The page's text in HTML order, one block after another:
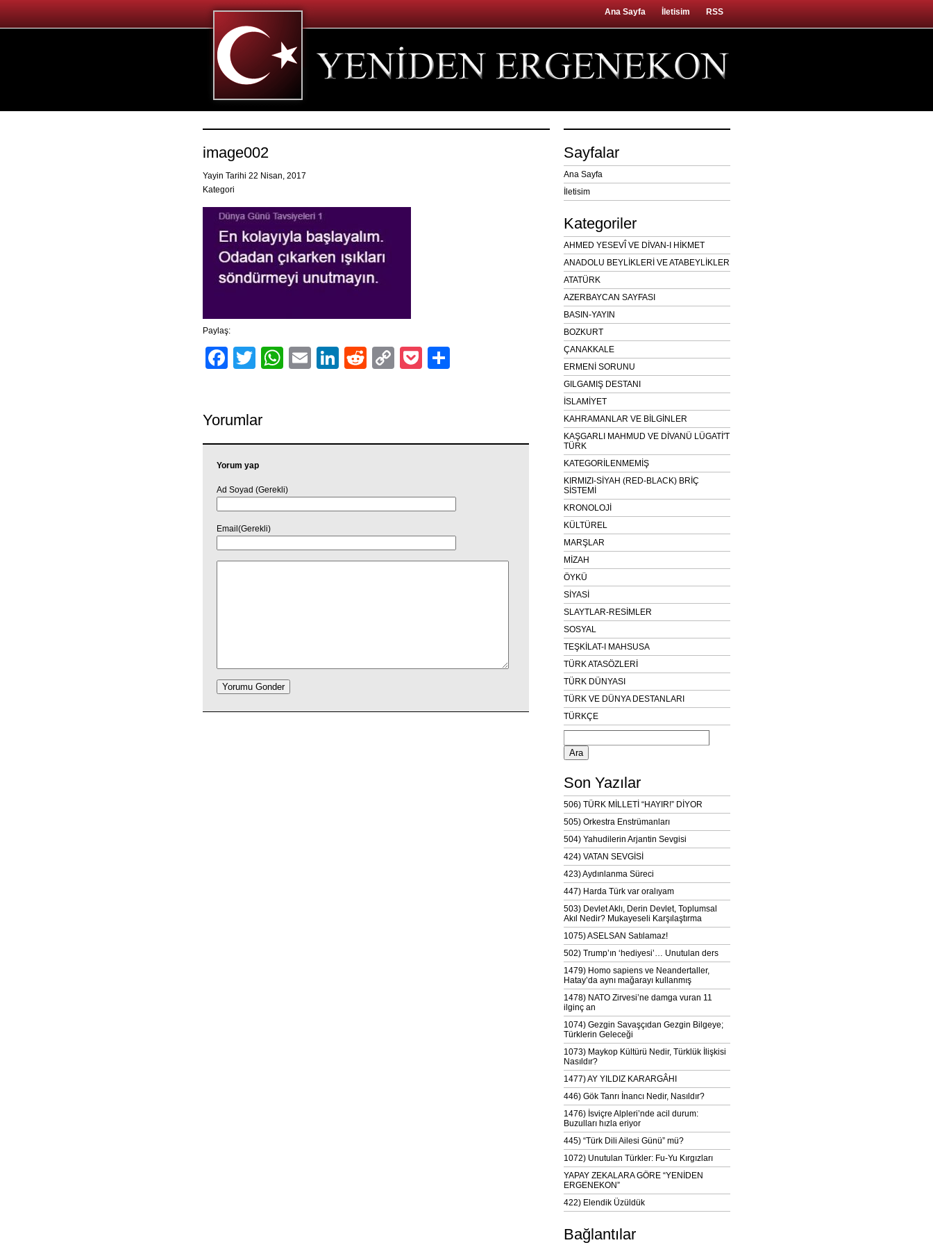
Ana Sayfa İletisim RSS
image002
Yayin Tarihi 22 Nisan, 2017
Kategori
Paylaş:
Facebook
TwitterWhatsApp
EmailLinkedIn
RedditCopyPocket
Yorumlar
Yorum yap
Ad Soyad (Gerekli)
Email(Gerekli)
Sayfalar
Ana Sayfa
İletisim
Kategoriler
AHMED YESEVÎ VE DİVAN-I HİKMET
ANADOLU BEYLİKLERİ VE ATABEYLİKLER
ATATÜRK
AZERBAYCAN SAYFASI
BASIN-YAYIN
BOZKURT
ÇANAKKALE
ERMENİ SORUNU
GILGAMIŞ DESTANI
İSLAMİYET
KAHRAMANLAR VE BİLGİNLER
KAŞGARLI MAHMUD VE DİVANÜ LÜGATİ'T
TÜRK
KATEGORİLENMEMİŞ
KIRMIZI-SİYAH (RED-BLACK) BRİÇ
SİSTEMİ
KRONOLOJİ
KÜLTÜREL
MARŞLAR
MİZAH
ÖYKÜ
SİYASİ
SLAYTLAR-RESİMLER
SOSYAL
TEŞKİLAT-I MAHSUSA
TÜRK ATASÖZLERİ
TÜRK DÜNYASI
TÜRK VE DÜNYA DESTANLARI
TÜRKÇE
Arama:
Son Yazılar
506) TÜRK MİLLETİ “HAYIR!” DİYOR
505) Orkestra Enstrümanları
504) Yahudilerin Arjantin Sevgisi
424) VATAN SEVGİSİ
423) Aydınlanma Süreci
447) Harda Türk var oralıyam
503) Devlet Aklı, Derin Devlet, Toplumsal
Akıl Nedir? Mukayeseli Karşılaştırma
1075) ASELSAN Satılamaz!
502) Trump’ın ‘hediyesi’… Unutulan ders
1479) Homo sapiens ve Neandertaller,
Hatay’da aynı mağarayı kullanmış
1478) NATO Zirvesi’ne damga vuran 11
ilginç an
1074) Gezgin Savaşçıdan Gezgin Bilgeye;
Türklerin Geleceği
1073) Maykop Kültürü Nedir, Türklük İlişkisi
Nasıldır?
1477) AY YILDIZ KARARGÂHI
446) Gök Tanrı İnancı Nedir, Nasıldır?
1476) İsviçre Alpleri’nde acil durum:
Buzulları hızla eriyor
445) “Türk Dili Ailesi Günü” mü?
1072) Unutulan Türkler: Fu-Yu Kırgızları
YAPAY ZEKALARA GÖRE “YENİDEN
ERGENEKON”
422) Elendik Üzüldük
Bağlantılar